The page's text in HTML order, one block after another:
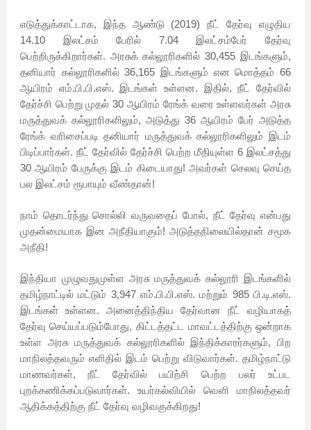
எடுத்துக்காட்டாக, இந்த ஆண்டு (2019) நீட் தேர்வு எழுதிய
14.10 இலட்சம் பேரில் 7.04 இலட்சம்பேர் தேர்வு
பெற்றிருக்கிறார்கள். அரசுக் கல்லூரிகளில் 30,455 இடங்களும்,
தனியார் கல்லூரிகளில் 36,165 இடங்களும் என மொத்தம் 66
ஆயிரம் எம்.பி.பி.எஸ். இடங்கள் உள்ளன. இதில், நீட் தேர்வில்
தேர்ச்சி பெற்று முதல் 30 ஆயிரம் ரேங்க் வரை உள்ளவர்கள் அரசு
மருத்துவக் கல்லூரிகளிலும், அடுத்து 36 ஆயிரம் பேர் அடுத்த
ரேங்க் வரிசைப்படி தனியார் மருத்துவக் கல்லூரிகளிலும் இடம்
பிடிப்பார்கள். நீட் தேர்வில் தேர்ச்சி பெற்ற மீதியுள்ள 6 இலட்சத்து
30 ஆயிரம் பேருக்கு இடம் கிடையாது! அவர்கள் செலவு செய்த
பல இலட்சம் ரூபாயும் வீண்தான்!
நாம் தொடர்ந்து சொல்லி வருவதைப் போல், நீட் தேர்வு என்பது
முதன்மையாக இன அநீதியாகும்! அடுத்தநிலையில்தான் சமூக
அநீதி!
இந்தியா முழுவதுமுள்ள அரசு மருத்துவக் கல்லூரி இடங்களில்
தமிழ்நாட்டில் மட்டும் 3,947 எம்.பி.பி.எஸ். மற்றும் 985 பி.டி.எஸ்.
இடங்கள் உள்ளன. அனைத்திந்திய தேர்வான நீட் வழியாகத்
தேர்வு செய்யப்படும்போது, கிட்டத்தட்ட மாவட்டத்திற்கு ஒன்றாக
உள்ள அரசு மருத்துவக் கல்லூரிகளில் இந்திக்காரர்களும், பிற
மாநிலத்தவரும் எளிதில் இடம் பெற்று விடுவார்கள். தமிழ்நாட்டு
மாணவர்கள், நீட் தேர்வில் பயிற்சி பெற்ற பலர் உட்பட
புறக்கணிக்கப்படுவார்கள். உயர்கல்வியில் வெளி மாநிலத்தவர்
ஆதிக்கத்திற்கு நீட் தேர்வு வழிவகுக்கிறது!